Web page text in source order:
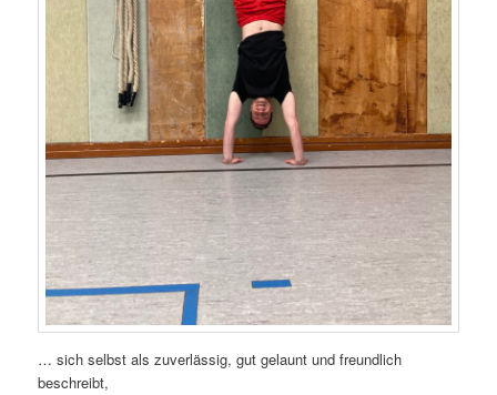
… sich selbst als zuverlässig, gut gelaunt und freundlich
beschreibt,